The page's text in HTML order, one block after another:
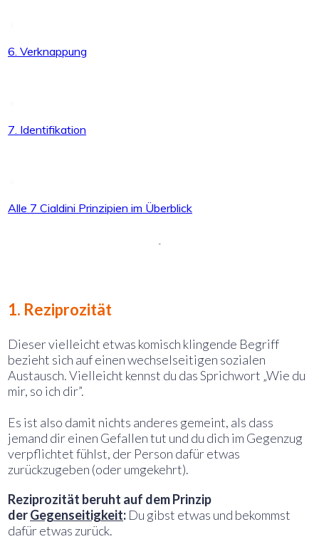
6. Verknappung
7. Identifikation
Alle 7 Cialdini Prinzipien im Überblick
1. Reziprozität
Dieser vielleicht etwas komisch klingende Begriff
bezieht sich auf einen wechselseitigen sozialen
Austausch. Vielleicht kennst du das Sprichwort „Wie du
mir, so ich dir”.
Es ist also damit nichts anderes gemeint, als dass
jemand dir einen Gefallen tut und du dich im Gegenzug
verpflichtet fühlst, der Person dafür etwas
zurückzugeben (oder umgekehrt).
Reziprozität beruht auf dem Prinzip
derGegenseitigkeit: Du gibst etwas und bekommst
dafür etwas zurück.